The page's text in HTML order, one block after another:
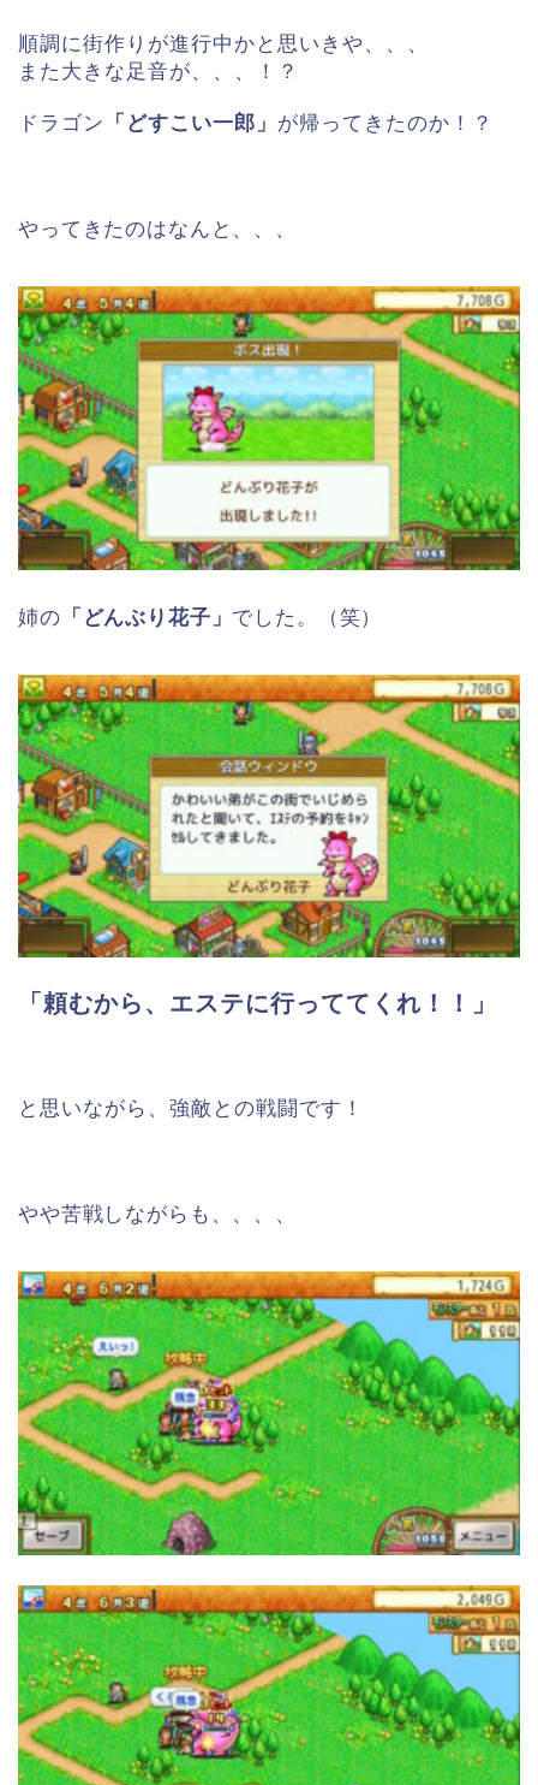
順調に街作りが進行中かと思いきや、、、
また大きな足音が、、、！？
ドラゴン 「どすこい一郎」 が帰ってきたのか！？
やってきたのはなんと、、、
姉の 「どんぶり花子」 でした。（笑）
「頼むから、エステに行っててくれ！！」
と思いながら、強敵との戦闘です！
やや苦戦しながらも、、、、